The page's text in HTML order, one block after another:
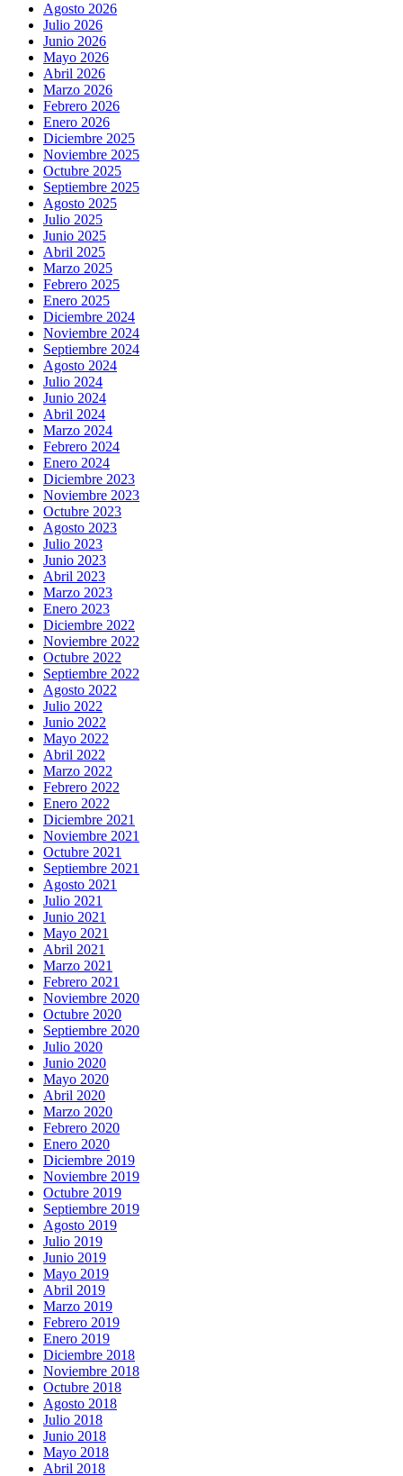
Agosto 2026
Julio 2026
Junio 2026
Mayo 2026
Abril 2026
Marzo 2026
Febrero 2026
Enero 2026
Diciembre 2025
Noviembre 2025
Octubre 2025
Septiembre 2025
Agosto 2025
Julio 2025
Junio 2025
Abril 2025
Marzo 2025
Febrero 2025
Enero 2025
Diciembre 2024
Noviembre 2024
Septiembre 2024
Agosto 2024
Julio 2024
Junio 2024
Abril 2024
Marzo 2024
Febrero 2024
Enero 2024
Diciembre 2023
Noviembre 2023
Octubre 2023
Agosto 2023
Julio 2023
Junio 2023
Abril 2023
Marzo 2023
Enero 2023
Diciembre 2022
Noviembre 2022
Octubre 2022
Septiembre 2022
Agosto 2022
Julio 2022
Junio 2022
Mayo 2022
Abril 2022
Marzo 2022
Febrero 2022
Enero 2022
Diciembre 2021
Noviembre 2021
Octubre 2021
Septiembre 2021
Agosto 2021
Julio 2021
Junio 2021
Mayo 2021
Abril 2021
Marzo 2021
Febrero 2021
Noviembre 2020
Octubre 2020
Septiembre 2020
Julio 2020
Junio 2020
Mayo 2020
Abril 2020
Marzo 2020
Febrero 2020
Enero 2020
Diciembre 2019
Noviembre 2019
Octubre 2019
Septiembre 2019
Agosto 2019
Julio 2019
Junio 2019
Mayo 2019
Abril 2019
Marzo 2019
Febrero 2019
Enero 2019
Diciembre 2018
Noviembre 2018
Octubre 2018
Agosto 2018
Julio 2018
Junio 2018
Mayo 2018
Abril 2018